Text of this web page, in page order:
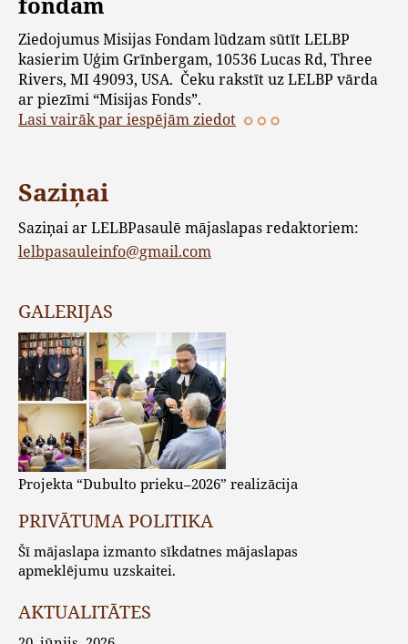
Ziedojumus Misijas Fondam lūdzam sūtīt LELBP
kasierim Uģim Grīnbergam, 10536 Lucas Rd, Three
Rivers, MI 49093, USA. Čeku rakstīt uz LELBP vārda
ar piezīmi “Misijas Fonds”.
Lasi vairāk par iespējām ziedot
Saziņai
Saziņai ar LELBPasaulē mājaslapas redaktoriem:
lelbpasauleinfo@gmail.com
GALERIJAS
Projekta “Dubulto prieku–2026” realizācija
PRIVĀTUMA POLITIKA
Šī mājaslapa izmanto sīkdatnes mājaslapas
apmeklējumu uzskaitei.
AKTUALITĀTES